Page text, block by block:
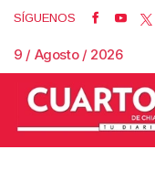
SÍGUENOS
9 / Agosto / 2026